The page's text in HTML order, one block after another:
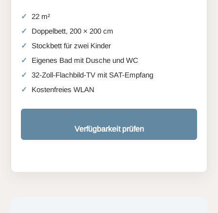
22 m²
Doppelbett, 200 × 200 cm
Stockbett für zwei Kinder
Eigenes Bad mit Dusche und WC
32-Zoll-Flachbild-TV mit SAT-Empfang
Kostenfreies WLAN
Verfügbarkeit prüfen